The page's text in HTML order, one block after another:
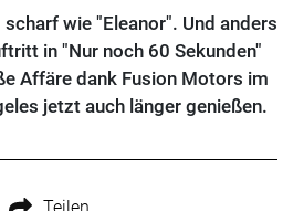
wie "Eleanor". Und anders
in "Nur noch 60 Sekunden"
Affäre dank Fusion Motors im
jetzt auch länger genießen.